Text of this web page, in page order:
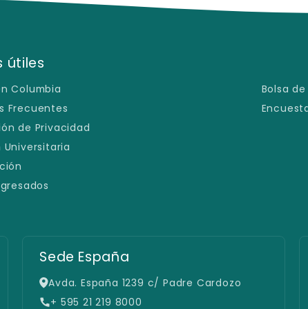
útiles
Columbia
Frecuentes
de Privacidad
Universitaria
Bolsa
Filial San Lorenzo
Defensores del Chaco e/ España y
Caballero